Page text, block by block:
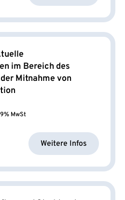
im Bereich des
Mitnahme von
MwSt
Weitere Infos